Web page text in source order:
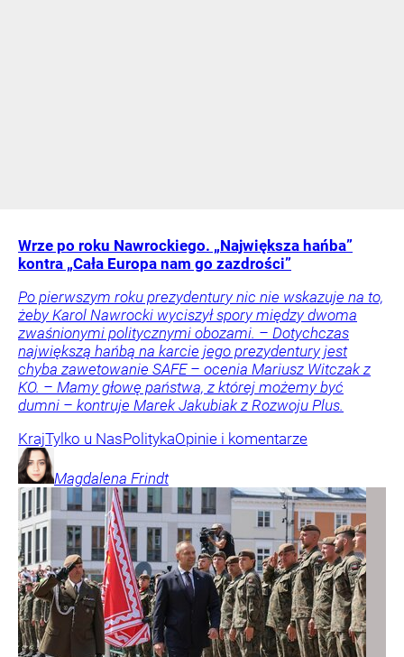
Wrze po roku Nawrockiego. „Największa hańba”
kontra „Cała Europa nam go zazdrości”
Po pierwszym roku prezydentury nic nie wskazuje na to,
żeby Karol Nawrocki wyciszył spory między dwoma
zwaśnionymi politycznymi obozami. – Dotychczas
największą hańbą na karcie jego prezydentury jest
chyba zawetowanie SAFE – ocenia Mariusz Witczak z
KO. – Mamy głowę państwa, z której możemy być
dumni – kontruje Marek Jakubiak z Rozwoju Plus.
KrajTylko u NasPolitykaOpinie i komentarze
Magdalena Frindt